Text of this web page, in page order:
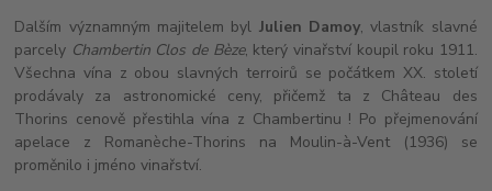
Dalším významným majitelem byl Julien Damoy, vlastník slavné
parcely Chambertin Clos de Bèze, který vinařství koupil roku 1911.
Všechna vína z obou slavných terroirů se počátkem XX. století
prodávaly za astronomické ceny, přičemž ta z Château des
Thorins cenově přestihla vína z Chambertinu ! Po přejmenování
apelace z Romanèche-Thorins na Moulin-à-Vent (1936) se
proměnilo i jméno vinařství.